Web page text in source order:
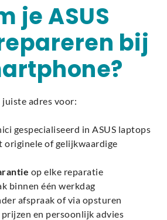
je ASUS
bij
juiste adres voor:
gespecialiseerd in ASUS laptops
originele of gelijkwaardige
op elke reparatie
binnen één werkdag
afspraak of via opsturen
en persoonlijk advies